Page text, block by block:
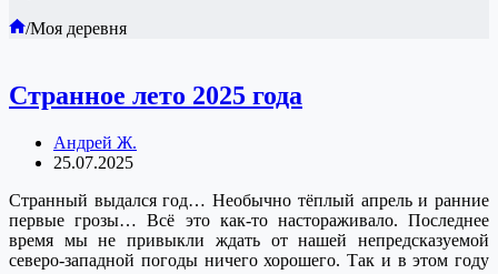
Главная
/Моя деревня
Странное лето 2025 года
Андрей Ж.
25.07.2025
Странный выдался год… Необычно тёплый апрель и ранние
первые грозы… Всё это как-то настораживало. Последнее
время мы не привыкли ждать от нашей непредсказуемой
северо-западной погоды ничего хорошего. Так и в этом году